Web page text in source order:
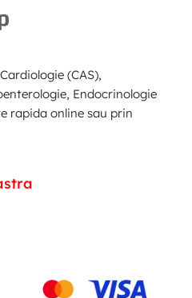
(CAS),
Endocrinologie
rapida online sau prin